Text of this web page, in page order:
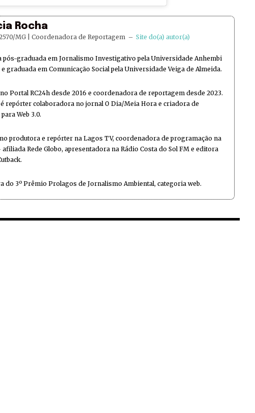
Rocha
MG | Coordenadora de Reportagem – Site do(a) autor(a)
pós-graduada em Jornalismo Investigativo pela Universidade Anhembi
graduada em Comunicação Social pela Universidade Veiga de Almeida.
Portal RC24h desde 2016 e coordenadora de reportagem desde 2023.
repórter colaboradora no jornal O Dia/Meia Hora e criadora de
Web 3.0.
produtora e repórter na Lagos TV, coordenadora de programação na
Rede Globo, apresentadora na Rádio Costa do Sol FM e editora
do 3º Prêmio Prolagos de Jornalismo Ambiental, categoria web.